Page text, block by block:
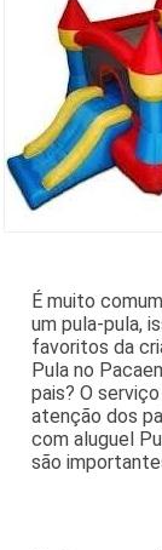
É muito
um pula-pula,
favoritos da
Pula no
pais? O
atenção dos
com aluguel
são